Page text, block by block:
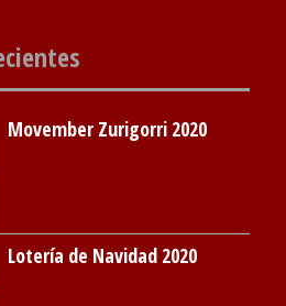
Movember Zurigorri 2020
Lotería de Navidad 2020